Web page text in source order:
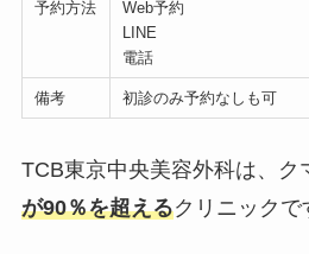
予約方法
Web予約
LINE
電話
備考 初診のみ予約なしも可
TCB東京中央美容外科は、ク
が90％を超えるクリニックで